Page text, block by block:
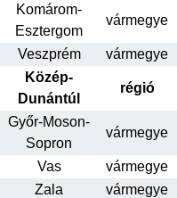
Komárom-
Esztergom
vármegye
Veszprém vármegye
Közép-
Dunántúl
régió
Győr-Moson-
Sopron
vármegye
Vas vármegye
Zala
vármegye